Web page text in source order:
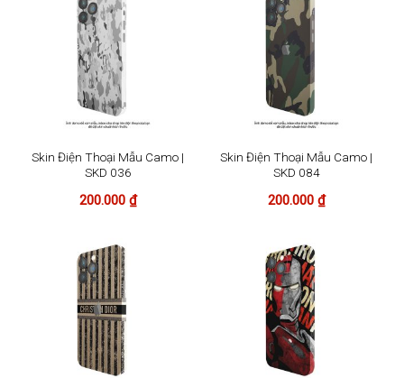
Skin Điện Thoại Mẫu Camo |
SKD 036
200.000 ₫
Skin Điện Thoại Mẫu Camo |
SKD 084
200.000 ₫